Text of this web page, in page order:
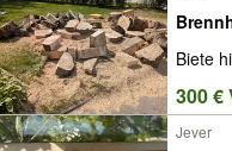
Biete
300 €
Jever